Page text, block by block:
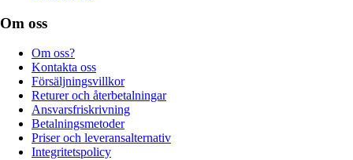
Om oss
Om oss?
Kontakta oss
Försäljningsvillkor
Returer och återbetalningar
Ansvarsfriskrivning
Betalningsmetoder
Priser och leveransalternativ
Integritetspolicy